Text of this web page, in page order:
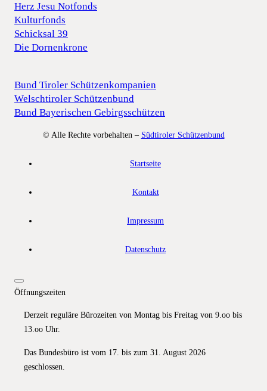
Herz Jesu Notfonds
Kulturfonds
Schicksal 39
Die Dornenkrone
Bund Tiroler Schützenkompanien
Welschtiroler Schützenbund
Bund Bayerischen Gebirgsschützen
© Alle Rechte vorbehalten – Südtiroler Schützenbund
Startseite
Kontakt
Impressum
Datenschutz
Öffnungszeiten
Derzeit reguläre Bürozeiten von Montag bis Freitag von 9.oo bis
13.oo Uhr.
Das Bundesbüro ist vom 17. bis zum 31. August 2026
geschlossen.